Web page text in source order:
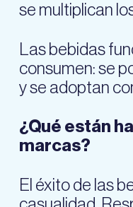
se multiplican
Las bebidas
consumen: se
y se adoptan
¿Qué están
marcas?
El éxito de las